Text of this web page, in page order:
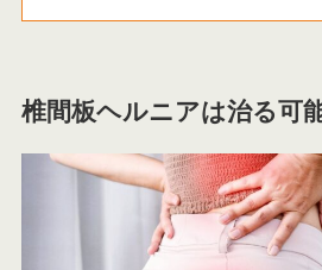
椎間板ヘルニアは治る可